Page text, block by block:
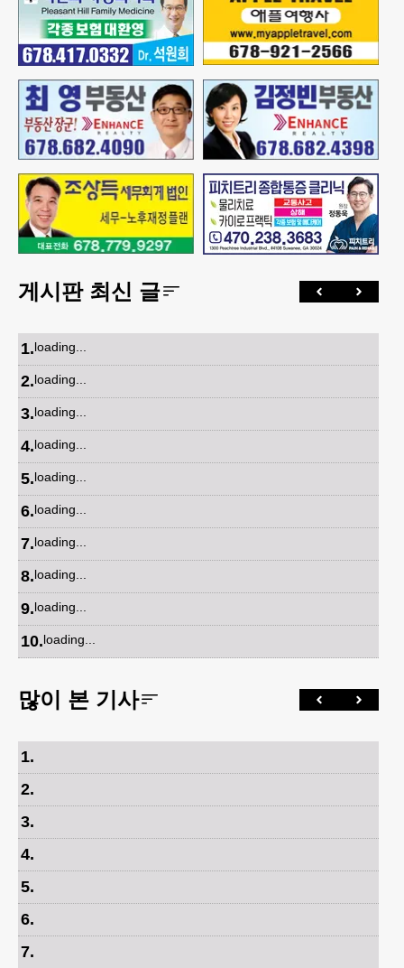
게시판 최신 글
1.loading...
2.loading...
3.loading...
4.loading...
5.loading...
6.loading...
7.loading...
8.loading...
9.loading...
10.loading...
많이 본 기사
1.
2.
3.
4.
5.
6.
7.